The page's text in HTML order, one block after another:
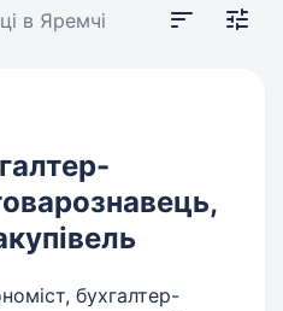
в Яремчі
бухгалтер-